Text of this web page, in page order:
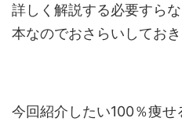
詳しく解説する必要すら
本なのでおさらいしておき
今回紹介したい100％痩せ